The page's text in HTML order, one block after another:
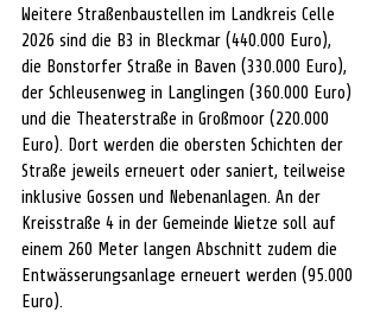
Weitere Straßenbaustellen im Landkreis Celle
2026 sind die B3 in Bleckmar (440.000 Euro),
die Bonstorfer Straße in Baven (330.000 Euro),
der Schleusenweg in Langlingen (360.000 Euro)
und die Theaterstraße in Großmoor (220.000
Euro). Dort werden die obersten Schichten der
Straße jeweils erneuert oder saniert, teilweise
inklusive Gossen und Nebenanlagen. An der
Kreisstraße 4 in der Gemeinde Wietze soll auf
einem 260 Meter langen Abschnitt zudem die
Entwässerungsanlage erneuert werden (95.000
Euro).